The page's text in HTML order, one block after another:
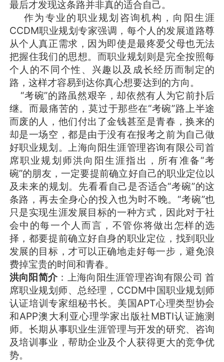
最后才发现这条路并非真的适合自己。
作为专业的职业规划咨询机构，向阳生涯
CCDM职业规划专家强调，每个人的发展道路尊
从个人真正需求，因为即使是最疼爱父母也无法
把握住我们的思想。而职业规划则是完全按照每
个人的不同个性、兴趣以及成长经历而制定的
路，这样才容易到达你真心想要达到的方向。
“考碗”的路虽然艰辛，却依然有人为它前扑后
继。而最痛苦的，莫过于那些在“考碗”路上半途
而废的人，他们付出了金钱甚至是青春，换来的
却是一场空，都是由于没有在报考之前为自己做
好职业规划。上海向阳生涯管理咨询有限公司首
席职业规划师洪向阳生涯指出，所有准备“考
碗”的朋友，一定要提前确立好自己的职业定位以
及未来的规划。先看看自己是否适合“考碗”的这
条路，再去全身心的投入也为时不晚。“考碗”也
只是实现生涯发展目标的一种方式，因此对于社
会中的每一个人而言，不管你将做出怎样的选
择，都要提前确立好自身的职业定位，找到职业
发展的目标，才可以正确地走好每一步，避免浪
费掉宝贵的时间和青春。
洪向阳简介：上海向阳生涯管理咨询有限公司 首
席职业规划师、总经理，CCDM中国职业规划师
认证培训专家组秘书长。美国APT心理类型协会
和APP澳大利亚心理学家出版社MBTI认证施测
师。长期从事职业生涯管理与开发的研究、咨询
及培训事业，帮助企业及个人获得更大的竞争优
势。